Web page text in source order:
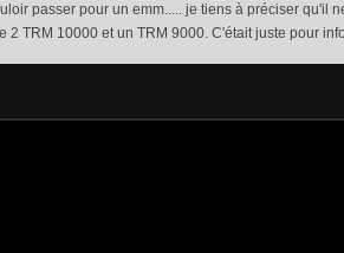
passer pour un emm..... je tiens à préciser qu'il
2 TRM 10000 et un TRM 9000. C'était juste pour